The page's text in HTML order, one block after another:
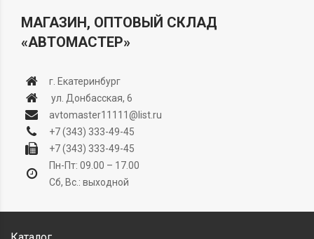
МАГАЗИН, ОПТОВЫЙ СКЛАД
«АВТОМАСТЕР»
г. Екатеринбург
ул. Донбасская, 6
avtomaster11111@list.ru
+7 (343) 333-49-45
+7 (343) 333-49-45
Пн-Пт: 09.00 – 17.00
Сб, Вс.: выходной